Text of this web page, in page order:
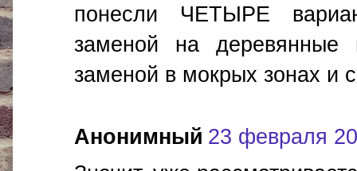
понесли ЧЕТЫРЕ
заменой на деревянные
заменой в мокрых зонах и
Анонимный 23 февраля